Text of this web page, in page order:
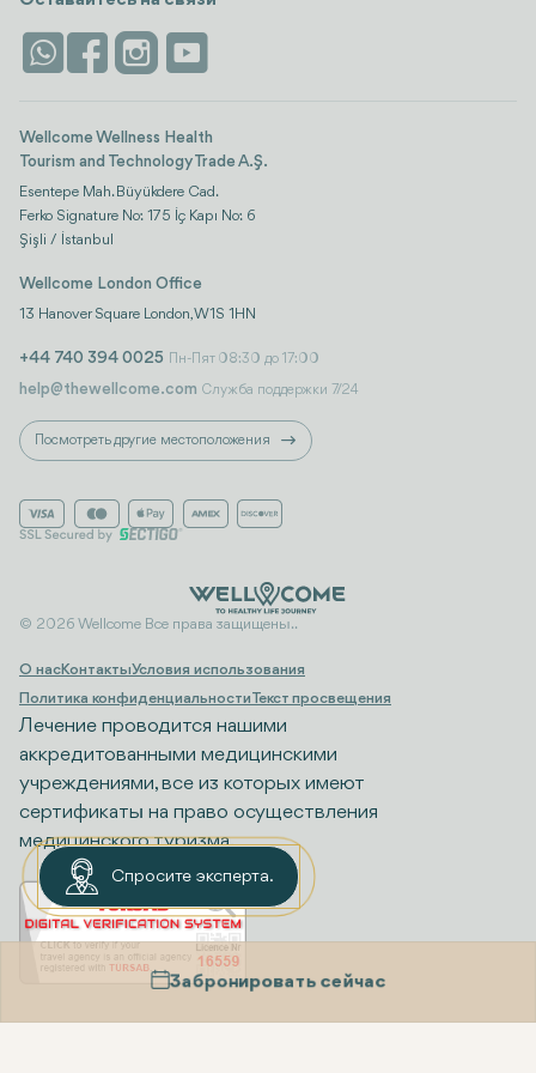
Забронировать сейчас
Безопасность
Контакты
Достопримечательности
Отзывы
Istanbul
Wellcome Wellness Health
Tourism and Technology Trade A.Ş.
Esentepe Mah. Büyükdere Cad.
Ferko Signature No: 175 İç Kapı No: 6
Şişli / İstanbul
Wellcome London Office
13 Hanover Square London, W1S 1HN
+44 740 394 0025 Пн-Пят 08:30 до 17:00
help@thewellcome.com Служба поддержки 7/24
Посмотреть другие местоположения
© 2026 Wellcome Все права защищены..
О насКонтактыУсловия использования
Политика конфиденциальностиТекст просвещения
Лечение проводится нашими
аккредитованными медицинскими
учреждениями, все из которых имеют
сертификаты на право осуществления
медицинского туризма.
Спросите эксперта.